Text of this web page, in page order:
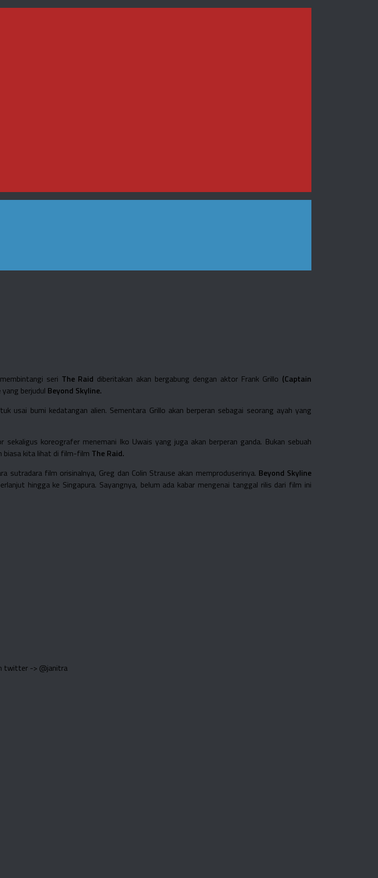
seri The Raid diberitakan akan bergabung dengan aktor Frank Grillo (Captain
yang berjudul Beyond Skyline.
usai bumi kedatangan alien. Sementara Grillo akan berperan sebagai seorang ayah yang
koreografer menemani Iko Uwais yang juga akan berperan ganda. Bukan sebuah
biasa kita lihat di film-film The Raid.
sutradara film orisinalnya, Greg dan Colin Strause akan memproduserinya. Beyond Skyline
hingga ke Singapura. Sayangnya, belum ada kabar mengenai tanggal rilis dari film ini
twitter -> @janitra